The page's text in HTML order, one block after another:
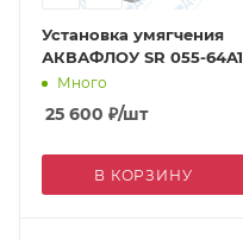
Установка умягчения
АКВАФЛОУ SR 055-64A1
Много
25 600 ₽/шт
В КОРЗИНУ